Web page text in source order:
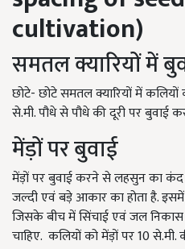
cultivation)
समतल क्यारियों में
छोटे- छोटे समतल क्यारियों में
से.मी. पौधे से पौधे की दूरी पर बुवाई
मेंड़ों पर बुवाई
मेंड़ों पर बुवाई करने से लहसुन का कंद
जल्दी एवं बड़े आकार का होता है.
जिसके बीच में सिंचाई एवं जल निकास
चाहिए. कलियों को मेंड़ों पर 10